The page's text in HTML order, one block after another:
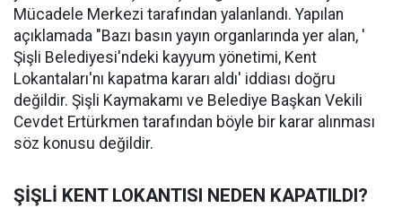
Mücadele Merkezi tarafından yalanlandı. Yapılan
açıklamada "Bazı basın yayın organlarında yer alan, '
Şişli Belediyesi'ndeki kayyum yönetimi, Kent
Lokantaları'nı kapatma kararı aldı' iddiası doğru
değildir. Şişli Kaymakamı ve Belediye Başkan Vekili
Cevdet Ertürkmen tarafından böyle bir karar alınması
söz konusu değildir.
ŞİŞLİ KENT LOKANTISI NEDEN KAPATILDI?